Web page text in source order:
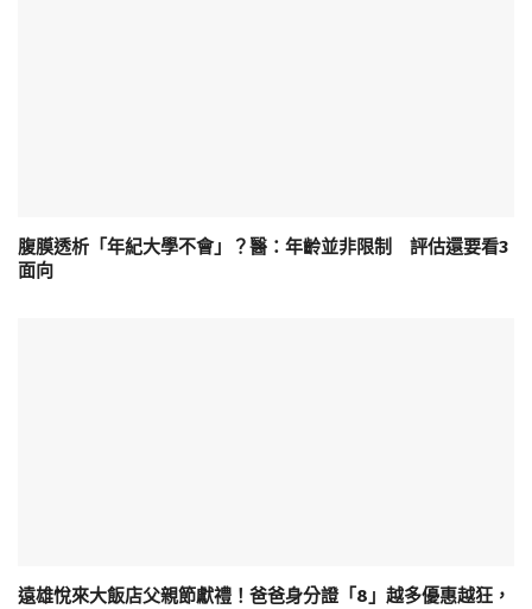
腹膜透析「年紀大學不會」？醫：年齡並非限制 評估還要看3
面向
遠雄悅來大飯店父親節獻禮！爸爸身分證「8」越多優惠越狂，